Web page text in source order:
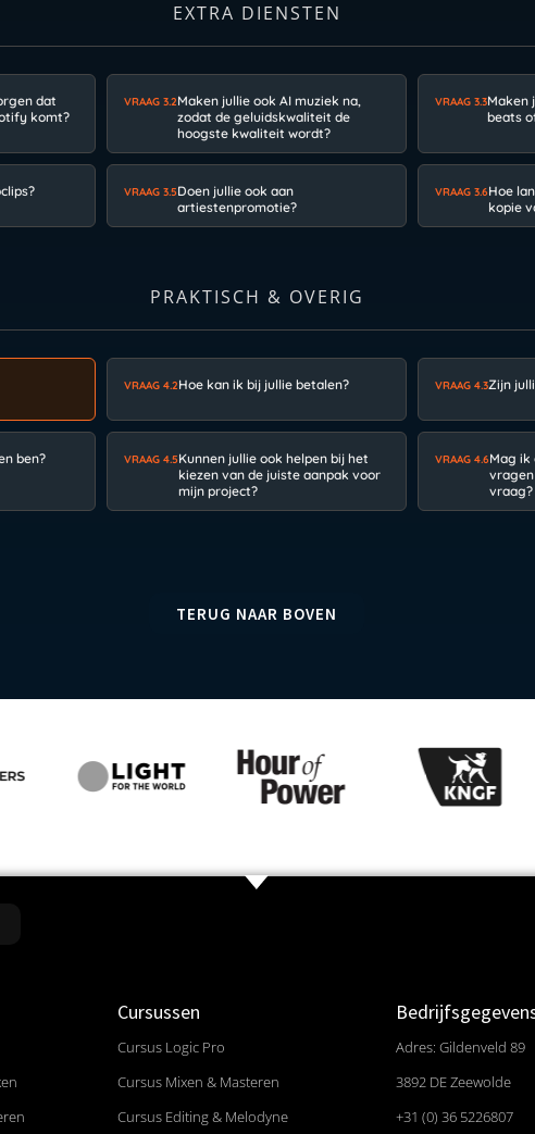
EXTRA DIENSTEN
dat
komt?
VRAAG 3.2Maken jullie ook AI muziek na,
zodat de geluidskwaliteit de
hoogste kwaliteit wordt?
VRAAG 3.3Maken
beats
VRAAG 3.5Doen jullie ook aan
artiestenpromotie?
VRAAG 3.6Hoe
kopie
PRAKTISCH & OVERIG
VRAAG 4.2Hoe kan ik bij jullie betalen? VRAAG 4.3Zijn
ben? VRAAG 4.5Kunnen jullie ook helpen bij het
kiezen van de juiste aanpak voor
mijn project?
VRAAG 4.6Mag ik
vraag?
TERUG NAAR BOVEN
Cursussen
Cursus Logic Pro
Cursus Mixen & Masteren
Cursus Editing & Melodyne
Adres: Gildenveld 89
3892 DE Zeewolde
+31 (0) 36 5226807